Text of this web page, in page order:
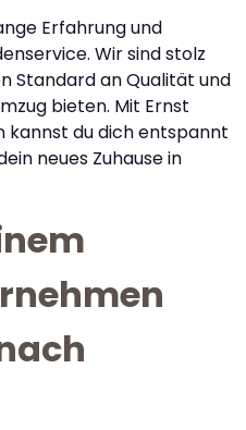
Erfahrung und
Wir sind stolz
Standard an Qualität und
bieten. Mit Ernst
kannst du dich entspannt
neues Zuhause in